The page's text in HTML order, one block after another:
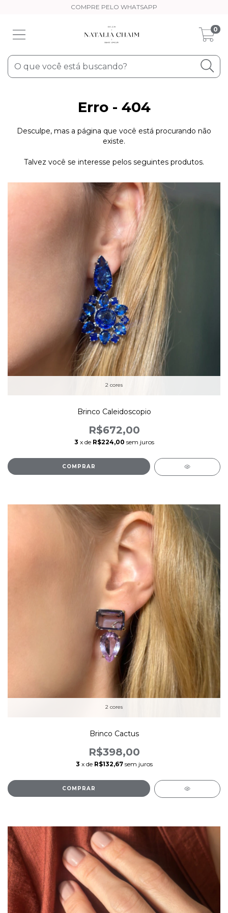
COMPRE PELO WHATSAPP
0
Erro - 404
Desculpe, mas a página que você está procurando não
existe.
Talvez você se interesse pelos seguintes produtos.
2 cores
Brinco Caleidoscopio
R$672,00
3 x de R$224,00 sem juros
COMPRAR
2 cores
Brinco Cactus
R$398,00
3 x de R$132,67 sem juros
COMPRAR